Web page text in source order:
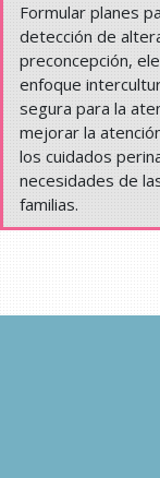
Formular planes
detección de
preconcepción,
enfoque
segura para la
mejorar la
los cuidados
necesidades de
familias.